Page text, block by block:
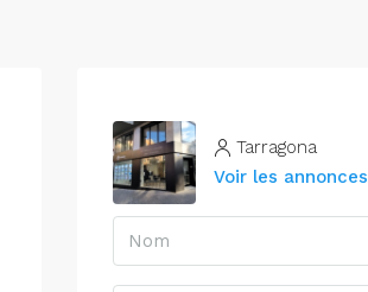
Tarragona
Voir les annonces